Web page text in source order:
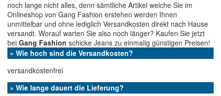
noch lange nicht alles, denn sämtliche Artikel welche Sie im
Onlineshop von Gang Fashion erstehen werden Ihnen
unmittelbar und ohne lediglich Versandkosten direkt nach Hause
versandt. Worauf warten Sie also noch länger? Kaufen Sie jetzt
bei Gang Fashion schicke Jeans zu einmalig günstigen Preisen!
» Wie hoch sind die Versandkosten?
versandkostenfrei
» Wie lange dauert die Lieferung?